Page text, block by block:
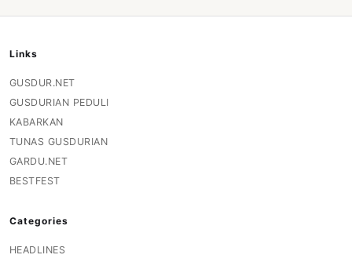
Links
GUSDUR.NET
GUSDURIAN PEDULI
KABARKAN
TUNAS GUSDURIAN
GARDU.NET
BESTFEST
Categories
HEADLINES